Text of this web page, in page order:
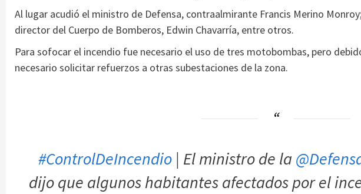
Al lugar acudió el ministro de Defensa, contraalmirante Francis Merino
director del Cuerpo de Bomberos, Edwin Chavarría, entre otros.
Para sofocar el incendio fue necesario el uso de tres motobombas, pero
necesario solicitar refuerzos a otras subestaciones de la zona.
#ControlDeIncendio | El ministro de la
dijo que algunos habitantes afectados por el